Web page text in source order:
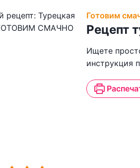
Готовим
Рецепт
Ищете
инструкция